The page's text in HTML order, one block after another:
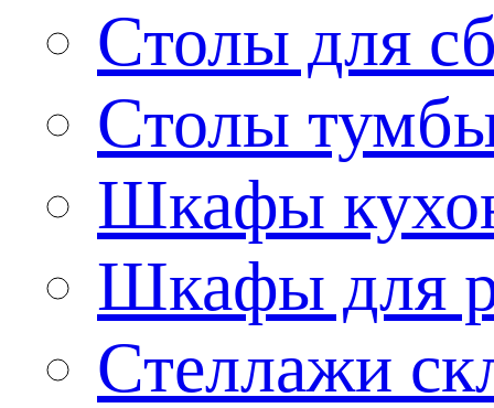
Столы для
Столы
Шкафы
Шкафы для
Стеллажи